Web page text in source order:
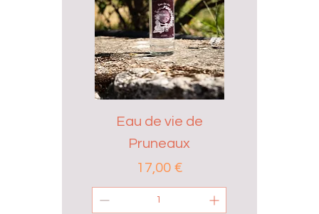
Eau de vie de
Pruneaux
Prix
17,00 €